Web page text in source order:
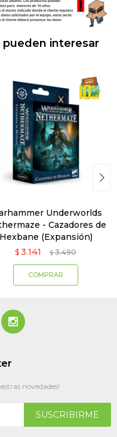
interesar
Underworlds
- Cazadores de
Hexbane (Expansión)
$ 3.141 $ 3.490

novedades!
SUSCRIBIRME